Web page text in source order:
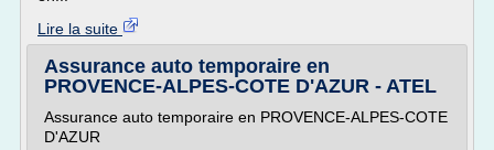
Lire la suite
Assurance auto temporaire en
PROVENCE-ALPES-COTE D'AZUR - ATEL
Assurance auto temporaire en PROVENCE-ALPES-COTE
D'AZUR